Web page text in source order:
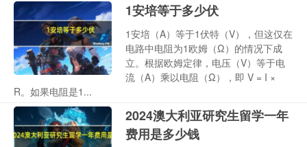
1安培等于多少伏
1安培（A）等于1伏特（V），但这仅在
电路中电阻为1欧姆（Ω）的情况下成
立。根据欧姆定律，电压（V）等于电
流（A）乘以电阻（Ω），即 V = I ×
R。如果电阻是1...
2024澳大利亚研究生留学一年
费用是多少钱